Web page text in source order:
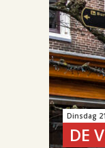
Dinsdag
DE